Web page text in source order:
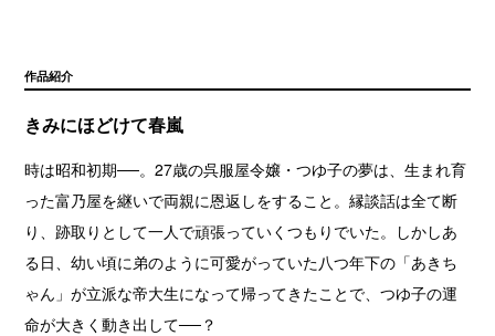
作品紹介
きみにほどけて春嵐
時は昭和初期──。27歳の呉服屋令嬢・つゆ子の夢は、生まれ育
った富乃屋を継いで両親に恩返しをすること。縁談話は全て断
り、跡取りとして一人で頑張っていくつもりでいた。しかしあ
る日、幼い頃に弟のように可愛がっていた八つ年下の「あきち
ゃん」が立派な帝大生になって帰ってきたことで、つゆ子の運
命が大きく動き出して──？